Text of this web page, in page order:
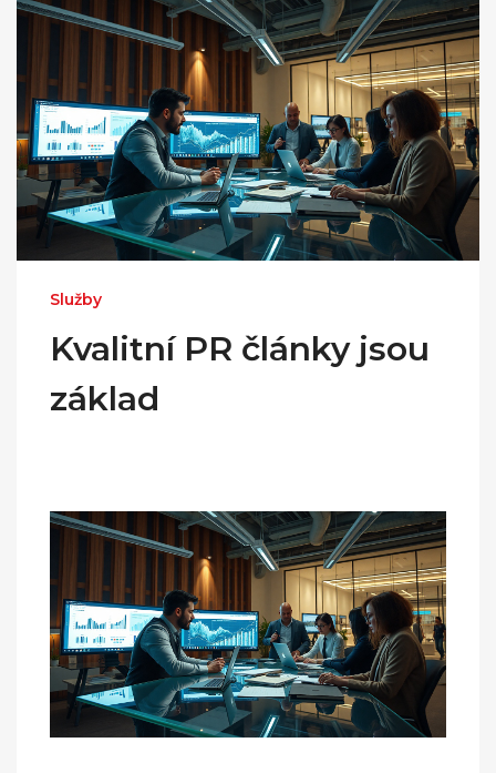
Služby
Kvalitní PR články jsou
základ